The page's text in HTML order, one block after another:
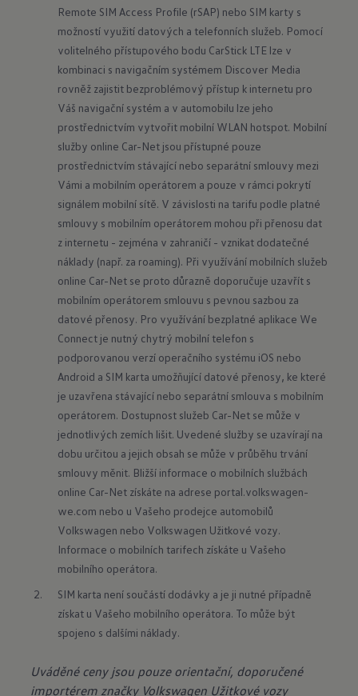
Remote SIM Access Profile (rSAP) nebo SIM karty s
možností využití datových a telefonních služeb. Pomocí
volitelného přístupového bodu CarStick LTE lze v
kombinaci s navigačním systémem Discover Media
rovněž zajistit bezproblémový přístup k internetu pro
Váš navigační systém a v automobilu lze jeho
prostřednictvím vytvořit mobilní WLAN hotspot. Mobilní
služby online Car-Net jsou přístupné pouze
prostřednictvím stávající nebo separátní smlouvy mezi
Vámi a mobilním operátorem a pouze v rámci pokrytí
signálem mobilní sítě. V závislosti na tarifu podle platné
smlouvy s mobilním operátorem mohou při přenosu dat
z internetu - zejména v zahraničí - vznikat dodatečné
náklady (např. za roaming). Při využívání mobilních služeb
online Car-Net se proto důrazně doporučuje uzavřít s
mobilním operátorem smlouvu s pevnou sazbou za
datové přenosy. Pro využívání bezplatné aplikace We
Connect je nutný chytrý mobilní telefon s
podporovanou verzí operačního systému iOS nebo
Android a SIM karta umožňující datové přenosy, ke které
je uzavřena stávající nebo separátní smlouva s mobilním
operátorem. Dostupnost služeb Car-Net se může v
jednotlivých zemích lišit. Uvedené služby se uzavírají na
dobu určitou a jejich obsah se může v průběhu trvání
smlouvy měnit. Bližší informace o mobilních službách
online Car-Net získáte na adrese portal.volkswagen-
we.com nebo u Vašeho prodejce automobilů
Volkswagen nebo Volkswagen Užitkové vozy.
Informace o mobilních tarifech získáte u Vašeho
mobilního operátora.
SIM karta není součástí dodávky a je ji nutné případně
získat u Vašeho mobilního operátora. To může být
spojeno s dalšími náklady.
Uváděné ceny jsou pouze orientační, doporučené
importérem značky Volkswagen Užitkové vozy